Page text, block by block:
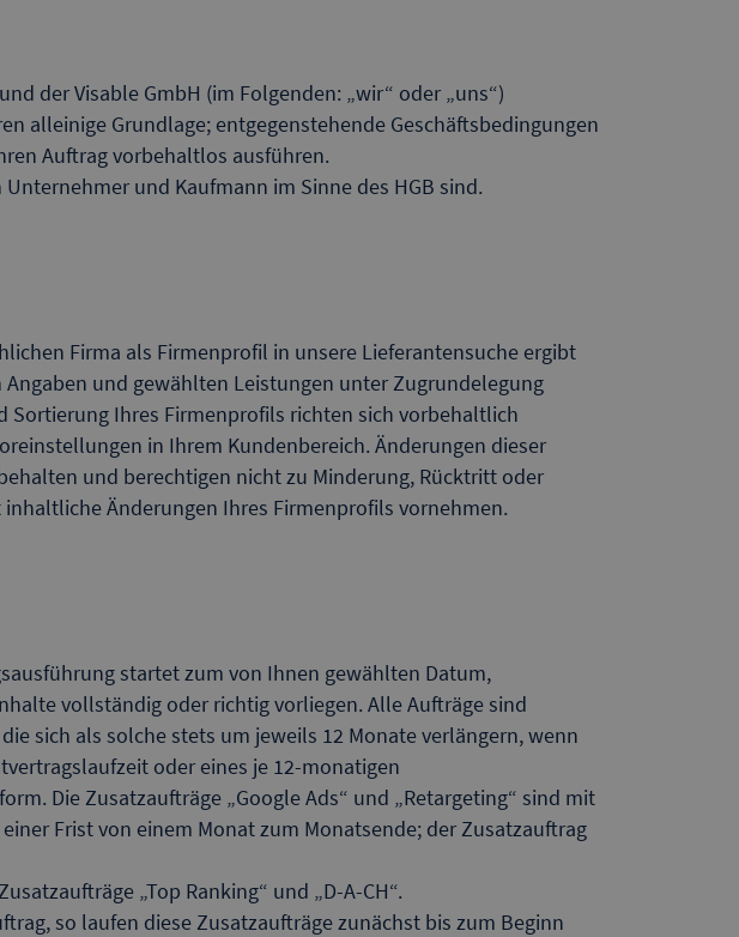
der Visable GmbH (im Folgenden: „wir“ oder „uns“)
alleinige Grundlage; entgegenstehende Geschäftsbedingungen
Auftrag vorbehaltlos ausführen.
und Kaufmann im Sinne des HGB sind.
Firma als Firmenprofil in unsere Lieferantensuche ergibt
und gewählten Leistungen unter Zugrundelegung
Ihres Firmenprofils richten sich vorbehaltlich
in Ihrem Kundenbereich. Änderungen dieser
und berechtigen nicht zu Minderung, Rücktritt oder
Änderungen Ihres Firmenprofils vornehmen.
startet zum von Ihnen gewählten Datum,
vollständig oder richtig vorliegen. Alle Aufträge sind
sich als solche stets um jeweils 12 Monate verlängern, wenn
oder eines je 12-monatigen
Die Zusatzaufträge „Google Ads“ und „Retargeting“ sind mit
Frist von einem Monat zum Monatsende; der Zusatzauftrag
„Top Ranking“ und „D-A-CH“.
so laufen diese Zusatzaufträge zunächst bis zum Beginn